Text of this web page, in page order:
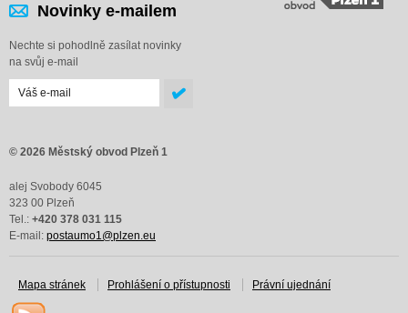
Novinky e-mailem
Nechte si pohodlně zasílat novinky
na svůj e-mail
© 2026 Městský obvod Plzeň 1
alej Svobody 6045
323 00 Plzeň
Tel.: +420 378 031 115
E-mail: postaumo1@plzen.eu
Mapa stránek Prohlášení o přístupnosti Právní ujednání